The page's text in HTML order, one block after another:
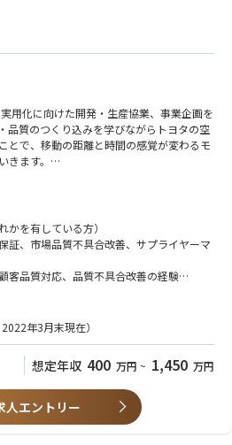
内の多くの関連部署や米国プロジェクトチ
のeVTOL開発を推進。
パートナーとも連携。
を開始し、（創業後3度目の）トヨタの空の
ェクト。
会を多くの人々へお届けするために、開
プロジェクトを推進。
な取組みであることから「現地現物」で
ビリティ社会の構築に繋げる。
輸出規制に関する情報を扱うため、個人ご
するなど、情報管理の徹底を図っていま
る時代の中、従来の枠組みに捉われるこ
ドを持つメンバー同士が意見を出し合い進
モビリティは、今のモビリティ社会を大き
その実現は全てにおいて大きな挑戦となり
ィ社会の実現に貢献できます。
開発に携わることで、個々の専門領域を深
でモノゴトを進める目利き力や企画立案力
技術文書の理解、ドキュメント作成
に向き合う覚悟とそれを実現する拘り
敗しても新しいことにチャレンジし続ける
業種から謙虚に学び、常に成長しようと
変わること」を楽しめる方
用化に向けた開発・生産協業、事業企画を
品質のつくり込みを学びながらトヨタの空
とで、移動の距離と時間の感覚が変わるモ
ます。
という新しい選択肢が加わる未来
豊かにしていくと期待されています。こ
参画していることから、機体開発に加え、
陸場、運航に関する認証基準、ルール整備
モビリティ事業を世界に先駆けて実現す
産協業、事業企画を推進することができる
保証>
事業における顧客対応、市場不具合発生時
の対応事務局
かを有している方）
証、市場品質不具合改善、サプライヤーマ
客品質対応、品質不具合改善の経験
は管理の経験
事業分野での品質管理業務の経験
の取扱い経験があり、内部監査の対応が
年3月末現在）
想定年収 400 万円 ~ 1,450 万円
人エントリー